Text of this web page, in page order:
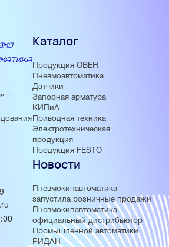
–
Каталог
Продукция ОВЕН
Пневмоавтоматика
Датчики
Запорная арматура
КИПиА
Приводная техника
Электротехническая
продукция
Продукция FESTO
Новости
Пневмокипавтоматика
запустила розничные продажи
Пневмокипавтоматика –
официальный дистрибьютор
Промышленной автоматики
РИДАН